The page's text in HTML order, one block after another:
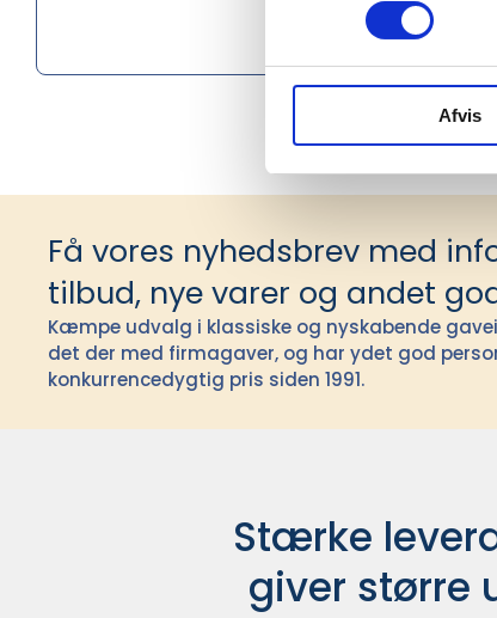
Afvis
Få vores nyhedsbrev med
tilbud, nye varer og andet
Kæmpe udvalg i klassiske og nyskabende
det der med firmagaver, og har ydet god
konkurrencedygtig pris siden 1991.
Stærke
giver større